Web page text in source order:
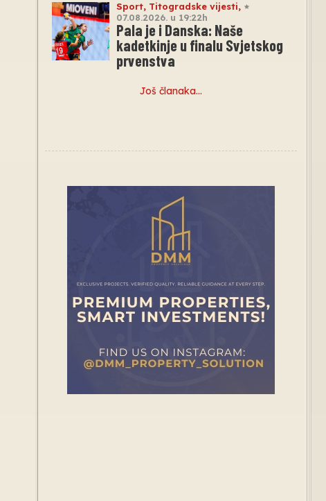
Sport, Titogradske vijesti,
07.08.2026. u 19:22h
Pala je i Danska: Naše
kadetkinje u finalu Svjetskog
prvenstva
Još članaka…